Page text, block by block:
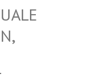
VON